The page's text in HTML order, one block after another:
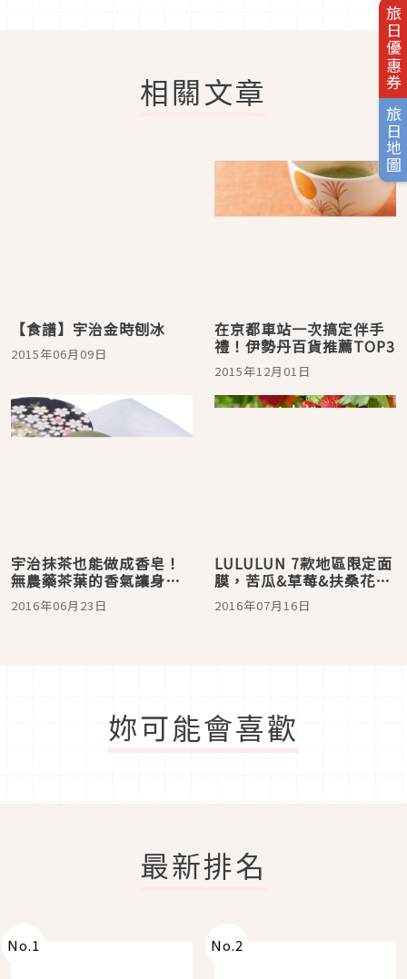
旅日優惠券
旅日地圖
相關文章
【食譜】宇治金時刨冰
2015年06月09日
在京都車站一次搞定伴手
禮！伊勢丹百貨推薦TOP3
2015年12月01日
宇治抹茶也能做成香皂！
無農藥茶葉的香氣讓身心
都放鬆
2016年06月23日
LULULUN 7款地區限定面
膜，苦瓜&草莓&扶桑花入
列！
2016年07月16日
妳可能會喜歡
最新排名
No.1 No.2